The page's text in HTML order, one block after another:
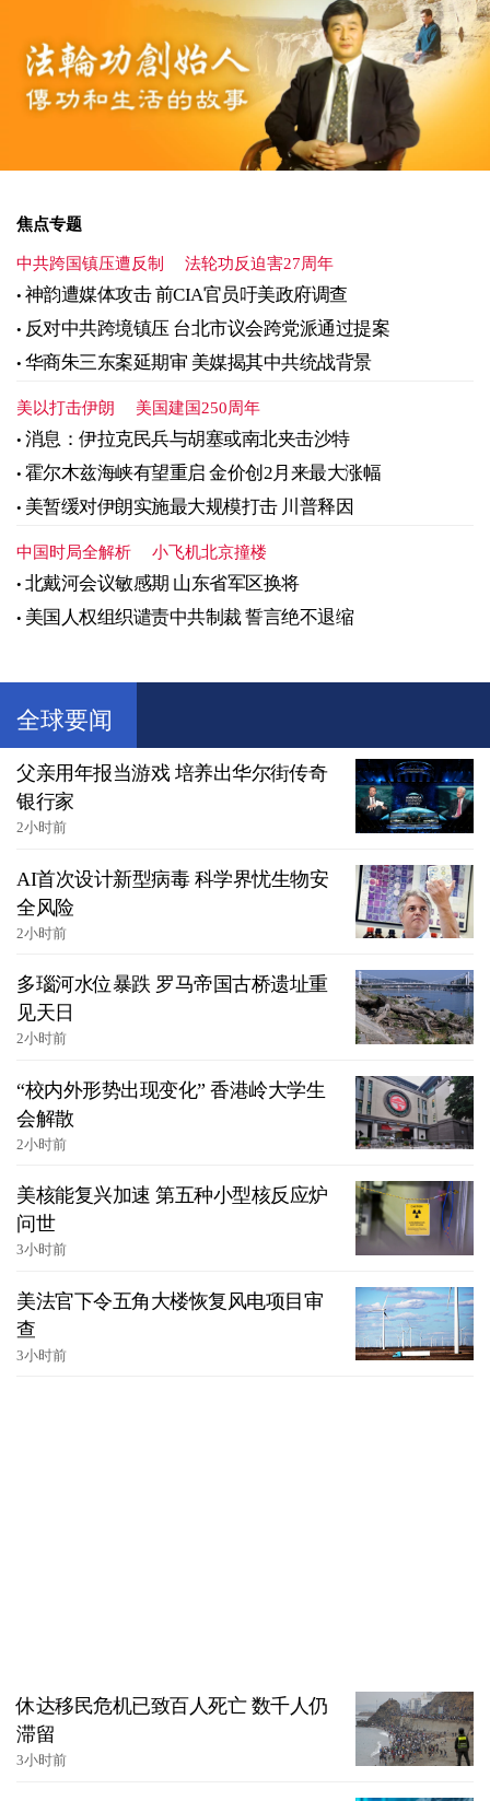
焦点专题
中共跨国镇压遭反制 法轮功反迫害27周年
神韵遭媒体攻击 前CIA官员吁美政府调查
反对中共跨境镇压 台北市议会跨党派通过提案
华商朱三东案延期审 美媒揭其中共统战背景
美以打击伊朗 美国建国250周年
消息：伊拉克民兵与胡塞或南北夹击沙特
霍尔木兹海峡有望重启 金价创2月来最大涨幅
美暂缓对伊朗实施最大规模打击 川普释因
中国时局全解析 小飞机北京撞楼
北戴河会议敏感期 山东省军区换将
美国人权组织谴责中共制裁 誓言绝不退缩
全球要闻
父亲用年报当游戏 培养出华尔街传奇
银行家
2小时前
AI首次设计新型病毒 科学界忧生物安
全风险
2小时前
多瑙河水位暴跌 罗马帝国古桥遗址重
见天日
2小时前
“校内外形势出现变化” 香港岭大学生
会解散
2小时前
美核能复兴加速 第五种小型核反应炉
问世
3小时前
美法官下令五角大楼恢复风电项目审
查
3小时前
休达移民危机已致百人死亡 数千人仍
滞留
3小时前